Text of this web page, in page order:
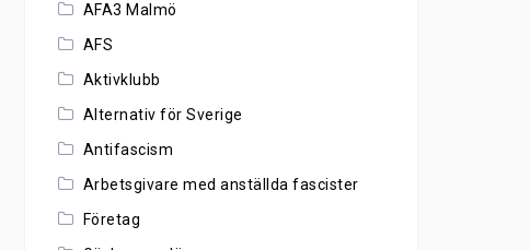
AFA3 Malmö
AFS
Aktivklubb
Alternativ för Sverige
Antifascism
Arbetsgivare med anställda fascister
Företag